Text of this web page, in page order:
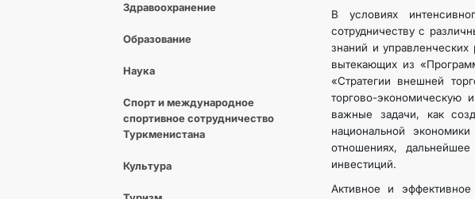
Здравоохранение
Образование
Наука
Спорт и международное
спортивное сотрудничество
Туркменистана
Культура
В условиях
сотрудничеству с
знаний и
вытекающих из
«Стратегии внешней
торгово-экономическую
важные задачи, как
национальной
отношениях,
инвестиций.
Активное и